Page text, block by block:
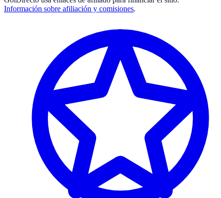
Información sobre afiliación y comisiones.